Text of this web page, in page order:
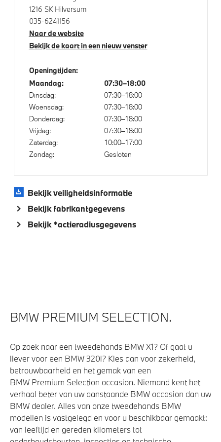
Comfort Access
Automatisch dimmende binnen- en buitenspiegel
bestuurderzijde
Parking assistant plus
High-beam assistant
Driving Assistant Professional
Alarmsysteem klasse 3 (VbV/SCM)
Aandrijving en onderstel
Laadkabel (Mode 3, 22kW)
M Adaptief onderstel
Variable Sport Steering
Actieve Voetgangersbescherming
1216 SK Hilversum
035-6241156
Naar de website
Bekijk de kaart in een nieuw venster
Openingtijden:
Maandag:
07:30–18:00
Dinsdag:
07:30–18:00
Woensdag:
07:30–18:00
Donderdag:
07:30–18:00
Vrijdag:
07:30–18:00
Zaterdag:
10:00–17:00
Zondag:
Gesloten
Bekijk veiligheidsinformatie
Bekijk fabrikantgegevens
Bekijk *actieradiusgegevens
BMW PREMIUM SELECTION.
Op zoek naar een tweedehands BMW X1? Of gaat u
liever voor een BMW 320i? Kies dan voor zekerheid,
betrouwbaarheid en het gemak van een
BMW Premium Selection occasion. Niemand kent het
verhaal beter van uw aanstaande BMW occasion dan uw
BMW dealer. Alles van onze tweedehands BMW
modellen is vastgelegd en voor u beschikbaar gemaakt:
van leeftijd en gereden kilometers tot